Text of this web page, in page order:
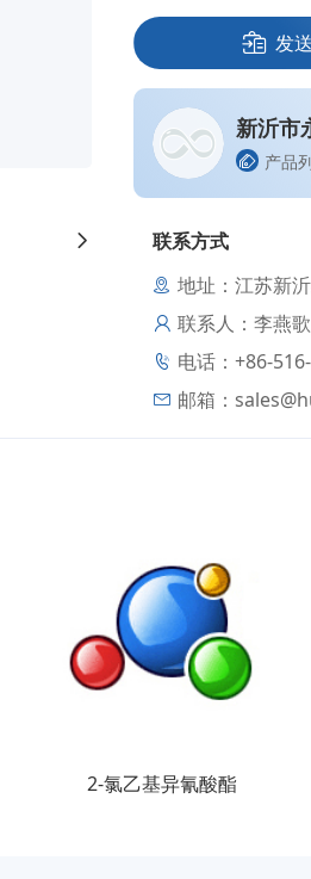
发
新沂市
产品
联系方式
地址：江苏新
联系人：李燕
电话：+86-
邮箱：
2-氯乙基异氰酸酯